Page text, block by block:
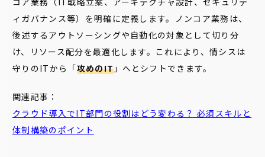
ィガバナンス等）を明確に定義します。ノンコア業務は、
後述するアウトソーシングや自動化の対象として切り分
け、リソース配分を最適化します。これにより、情シスは
守りのITから「攻めのIT 」へとシフトできます。
関連記事：
クラウド導入でIT部門の役割はどう変わる？ 必須スキルと
体制構築のポイント